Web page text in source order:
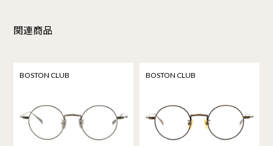
関連商品
BOSTON CLUB BOSTON CLUB